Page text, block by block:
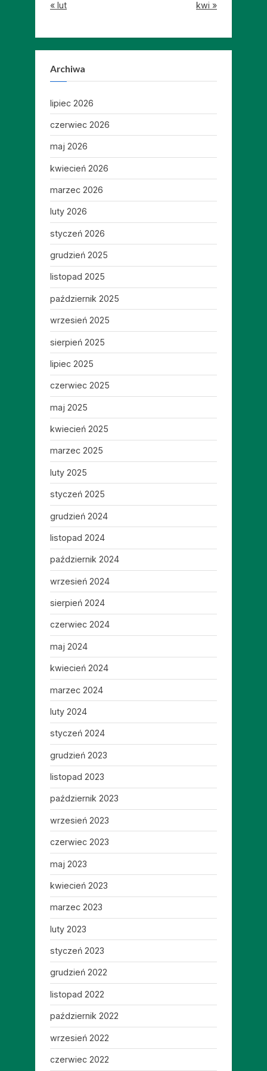
« lut kwi »
Archiwa
lipiec 2026
czerwiec 2026
maj 2026
kwiecień 2026
marzec 2026
luty 2026
styczeń 2026
grudzień 2025
listopad 2025
październik 2025
wrzesień 2025
sierpień 2025
lipiec 2025
czerwiec 2025
maj 2025
kwiecień 2025
marzec 2025
luty 2025
styczeń 2025
grudzień 2024
listopad 2024
październik 2024
wrzesień 2024
sierpień 2024
czerwiec 2024
maj 2024
kwiecień 2024
marzec 2024
luty 2024
styczeń 2024
grudzień 2023
listopad 2023
październik 2023
wrzesień 2023
czerwiec 2023
maj 2023
kwiecień 2023
marzec 2023
luty 2023
styczeń 2023
grudzień 2022
listopad 2022
październik 2022
wrzesień 2022
czerwiec 2022